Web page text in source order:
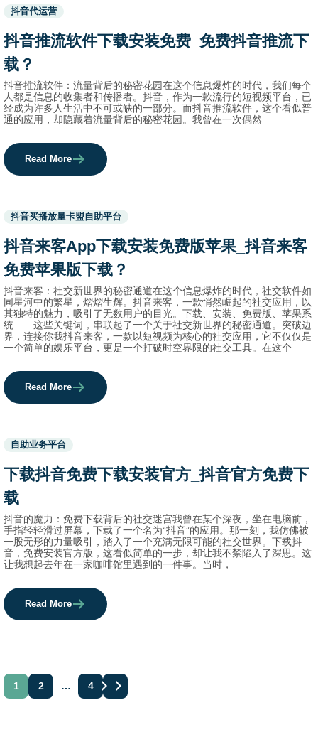
Used
before
category
names.
抖音代运营
抖音推流软件下载安装免费_免费抖音推流下
载？
抖音推流软件：流量背后的秘密花园在这个信息爆炸的时代，我们每个
人都是信息的收集者和传播者。抖音，作为一款流行的短视频平台，已
经成为许多人生活中不可或缺的一部分。而抖音推流软件，这个看似普
通的应用，却隐藏着流量背后的秘密花园。我曾在一次偶然
Read More
Used
before
category
names.
抖音买播放量卡盟自助平台
抖音来客app下载安装免费版苹果_抖音来客
免费苹果版下载？
抖音来客：社交新世界的秘密通道在这个信息爆炸的时代，社交软件如
同星河中的繁星，熠熠生辉。抖音来客，一款悄然崛起的社交应用，以
其独特的魅力，吸引了无数用户的目光。下载、安装、免费版、苹果系
统……这些关键词，串联起了一个关于社交新世界的秘密通道。突破边
界，连接你我抖音来客，一款以短视频为核心的社交应用，它不仅仅是
一个简单的娱乐平台，更是一个打破时空界限的社交工具。在这个
Read More
Used
before
names.
自助业务平台
下载抖音免费下载安装官方_抖音官方免费下
载
抖音的魔力：免费下载背后的社交迷宫我曾在某个深夜，坐在电脑前，
手指轻轻滑过屏幕，下载了一个名为“抖音”的应用。那一刻，我仿佛被
一股无形的力量吸引，踏入了一个充满无限可能的社交世界。下载抖
音，免费安装官方版，这看似简单的一步，却让我不禁陷入了深思。这
让我想起去年在一家咖啡馆里遇到的一件事。当时，
Read More
文
分
1 2 … 4